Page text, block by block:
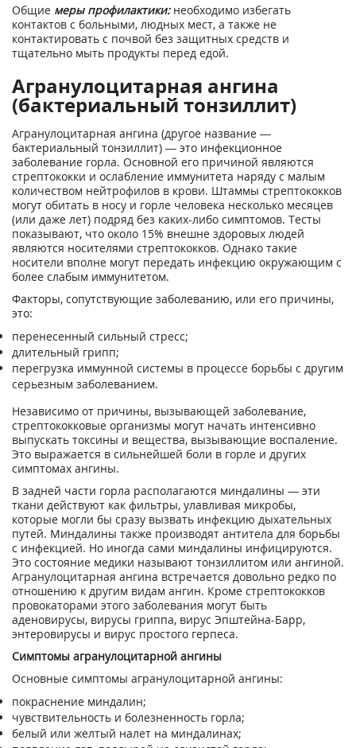
Общие меры профилактики:необходимо избегать
контактов с больными, людных мест, а также не
контактировать с почвой без защитных средств и
тщательно мыть продукты перед едой.
Агранулоцитарная ангина
(бактериальный тонзиллит)
Агранулоцитарная ангина (другое название —
бактериальный тонзиллит) — это инфекционное
заболевание горла. Основной его причиной являются
стрептококки и ослабление иммунитета наряду с малым
количеством нейтрофилов в крови. Штаммы стрептококков
могут обитать в носу и горле человека несколько месяцев
(или даже лет) подряд без каких-либо симптомов. Тесты
показывают, что около 15% внешне здоровых людей
являются носителями стрептококков. Однако такие
носители вполне могут передать инфекцию окружающим с
более слабым иммунитетом.
Факторы, сопутствующие заболеванию, или его причины,
это:
перенесенный сильный стресс;
длительный грипп;
перегрузка иммунной системы в процессе борьбы с другим
серьезным заболеванием.
Независимо от причины, вызывающей заболевание,
стрептококковые организмы могут начать интенсивно
выпускать токсины и вещества, вызывающие воспаление.
Это выражается в сильнейшей боли в горле и других
симптомах ангины.
В задней части горла располагаются миндалины — эти
ткани действуют как фильтры, улавливая микробы,
которые могли бы сразу вызвать инфекцию дыхательных
путей. Миндалины также производят антитела для борьбы
с инфекцией. Но иногда сами миндалины инфицируются.
Это состояние медики называют тонзиллитом или ангиной.
Агранулоцитарная ангина встречается довольно редко по
отношению к другим видам ангин. Кроме стрептококков
провокаторами этого заболевания могут быть
аденовирусы, вирусы гриппа, вирус Эпштейна-Барр,
энтеровирусы и вирус простого герпеса.
Симптомы агранулоцитарной ангины
Основные симптомы агранулоцитарной ангины:
покраснение миндалин;
чувствительность и болезненность горла;
белый или желтый налет на миндалинах;